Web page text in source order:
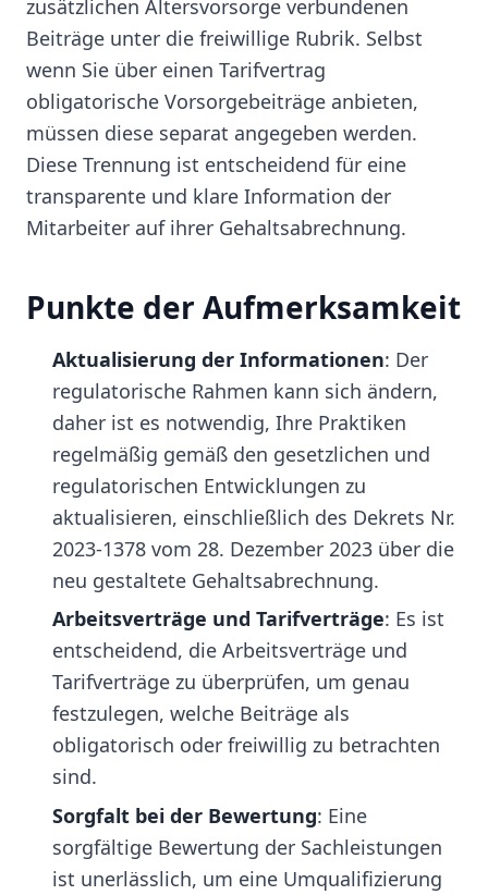
zusätzlichen Altersvorsorge verbundenen
Beiträge unter die freiwillige Rubrik. Selbst
wenn Sie über einen Tarifvertrag
obligatorische Vorsorgebeiträge anbieten,
müssen diese separat angegeben werden.
Diese Trennung ist entscheidend für eine
transparente und klare Information der
Mitarbeiter auf ihrer Gehaltsabrechnung.
Punkte der Aufmerksamkeit
Aktualisierung der Informationen: Der
regulatorische Rahmen kann sich ändern,
daher ist es notwendig, Ihre Praktiken
regelmäßig gemäß den gesetzlichen und
regulatorischen Entwicklungen zu
aktualisieren, einschließlich des Dekrets Nr.
2023-1378 vom 28. Dezember 2023 über die
neu gestaltete Gehaltsabrechnung.
Arbeitsverträge und Tarifverträge: Es ist
entscheidend, die Arbeitsverträge und
Tarifverträge zu überprüfen, um genau
festzulegen, welche Beiträge als
obligatorisch oder freiwillig zu betrachten
sind.
Sorgfalt bei der Bewertung: Eine
sorgfältige Bewertung der Sachleistungen
ist unerlässlich, um eine Umqualifizierung